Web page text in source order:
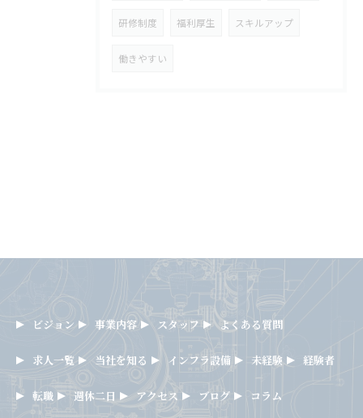
研修制度 福利厚生 スキルアップ
働きやすい
ビジョン 事業内容 スタッフ よくある質問
求人一覧 当社を知る インフラ設備 未経験 経験者
転職 週休二日 アクセス ブログ コラム